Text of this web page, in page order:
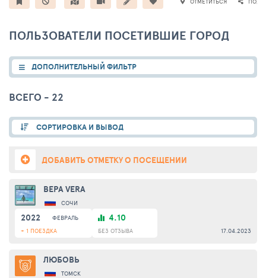
ПОЛЬЗОВАТЕЛИ ПОСЕТИВШИЕ ГОРОД
ДОПОЛНИТЕЛЬНЫЙ ФИЛЬТР
ВСЕГО - 22
СОРТИРОВКА И ВЫВОД
ДОБАВИТЬ ОТМЕТКУ О ПОСЕЩЕНИИ
ВЕРА VERA
СОЧИ
2022
ФЕВРАЛЬ
+ 1 ПОЕЗДКА
4.10
БЕЗ ОТЗЫВА 17.04.2023
ЛЮБОВЬ
ТОМСК